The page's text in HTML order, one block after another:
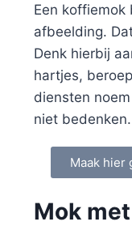
Een koffiemok
afbeelding.
Denk hierbij
hartjes,
diensten
niet bedenken.
Maak hier
Mok